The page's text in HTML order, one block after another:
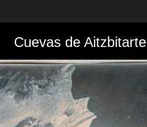
Cuevas de Aitzbitarte